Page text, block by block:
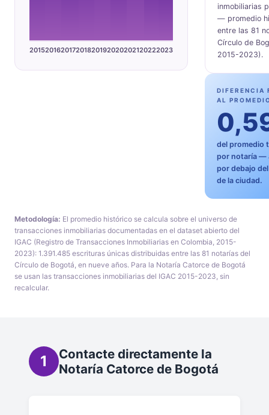
201520162017201820192020202120222023
inmobiliarias
— promedio
entre las 81
Círculo de
2015-2023).
DIFERENCIA
AL
del promedio
por notaría —
por debajo
de la ciudad.
Metodología: El promedio histórico se calcula sobre el universo de
transacciones inmobiliarias documentadas en el dataset abierto del
IGAC (Registro de Transacciones Inmobiliarias en Colombia, 2015-
2023): 1.391.485 escrituras únicas distribuidas entre las 81 notarías del
Círculo de Bogotá, en nueve años. Para la Notaría Catorce de Bogotá
se usan las transacciones inmobiliarias del IGAC 2015-2023, sin
recalcular.
1
Contacte directamente la
Notaría Catorce de Bogotá